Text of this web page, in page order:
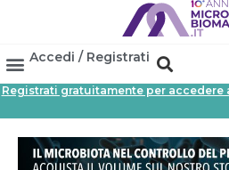
Accedi / Registrati
Registrati gratuitamente per